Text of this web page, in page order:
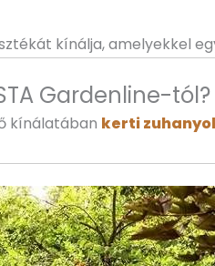
kínálja, amelyekkel
Gardenline-tól?
kínálatában kerti